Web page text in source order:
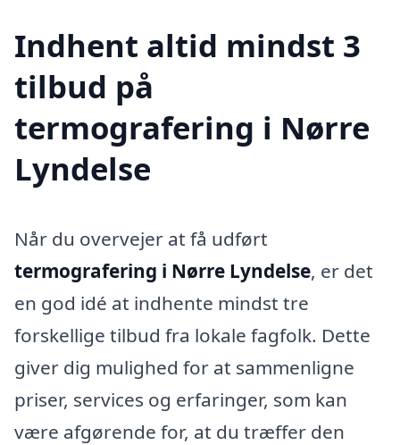
Indhent altid mindst 3
tilbud på
termografering i Nørre
Lyndelse
Når du overvejer at få udført
termografering i Nørre Lyndelse, er det
en god idé at indhente mindst tre
forskellige tilbud fra lokale fagfolk. Dette
giver dig mulighed for at sammenligne
priser, services og erfaringer, som kan
være afgørende for, at du træffer den